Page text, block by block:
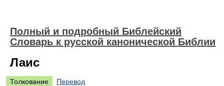
Полный и подробный Библейский
Словарь к русской канонической Библии
Лаис
Толкование
Перевод